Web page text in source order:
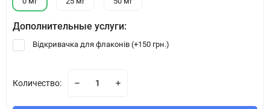
Дополнительные услуги:
Відкривачка для флаконів (+150 грн.)
Количество: